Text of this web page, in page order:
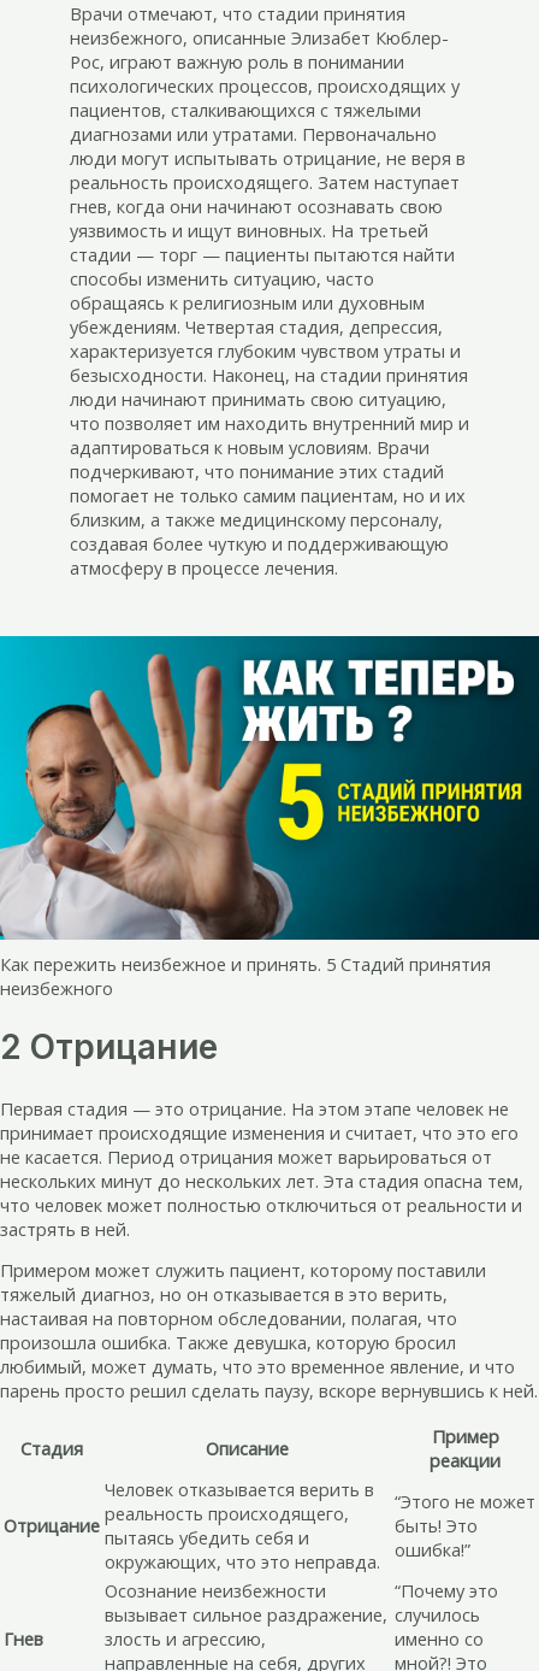
Врачи отмечают, что стадии принятия
неизбежного, описанные Элизабет Кюблер-
Рос, играют важную роль в понимании
психологических процессов, происходящих у
пациентов, сталкивающихся с тяжелыми
диагнозами или утратами. Первоначально
люди могут испытывать отрицание, не веря в
реальность происходящего. Затем наступает
гнев, когда они начинают осознавать свою
уязвимость и ищут виновных. На третьей
стадии — торг — пациенты пытаются найти
способы изменить ситуацию, часто
обращаясь к религиозным или духовным
убеждениям. Четвертая стадия, депрессия,
характеризуется глубоким чувством утраты и
безысходности. Наконец, на стадии принятия
люди начинают принимать свою ситуацию,
что позволяет им находить внутренний мир и
адаптироваться к новым условиям. Врачи
подчеркивают, что понимание этих стадий
помогает не только самим пациентам, но и их
близким, а также медицинскому персоналу,
создавая более чуткую и поддерживающую
атмосферу в процессе лечения.
Как пережить неизбежное и принять. 5 Стадий принятия
неизбежного
2 Отрицание
Первая стадия — это отрицание. На этом этапе человек не
принимает происходящие изменения и считает, что это его
не касается. Период отрицания может варьироваться от
нескольких минут до нескольких лет. Эта стадия опасна тем,
что человек может полностью отключиться от реальности и
застрять в ней.
Примером может служить пациент, которому поставили
тяжелый диагноз, но он отказывается в это верить,
настаивая на повторном обследовании, полагая, что
произошла ошибка. Также девушка, которую бросил
любимый, может думать, что это временное явление, и что
парень просто решил сделать паузу, вскоре вернувшись к ней.
Стадия Описание
Пример
реакции
Отрицание
Человек отказывается верить в
реальность происходящего,
пытаясь убедить себя и
окружающих, что это неправда.
“Этого не может
быть! Это
ошибка!”
Гнев
Осознание неизбежности
вызывает сильное раздражение,
злость и агрессию,
направленные на себя, других
“Почему это
случилось
именно со
мной?! Это